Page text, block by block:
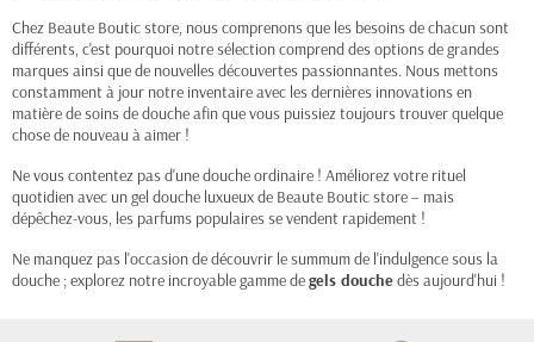
Chez Beaute Boutic store, nous comprenons que les besoins de chacun sont
différents, c'est pourquoi notre sélection comprend des options de grandes
marques ainsi que de nouvelles découvertes passionnantes. Nous mettons
constamment à jour notre inventaire avec les dernières innovations en
matière de soins de douche afin que vous puissiez toujours trouver quelque
chose de nouveau à aimer !
Ne vous contentez pas d'une douche ordinaire ! Améliorez votre rituel
quotidien avec un gel douche luxueux de Beaute Boutic store – mais
dépêchez-vous, les parfums populaires se vendent rapidement !
Ne manquez pas l'occasion de découvrir le summum de l'indulgence sous la
douche ; explorez notre incroyable gamme degels douchedès aujourd'hui !